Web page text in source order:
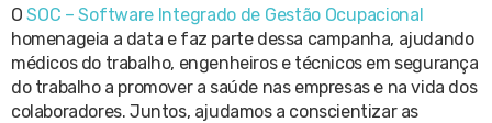
OSOC – Software Integrado de Gestão Ocupacional
homenageia a data e faz parte dessa campanha, ajudando
médicos do trabalho, engenheiros e técnicos em segurança
do trabalho a promover a saúde nas empresas e na vida dos
colaboradores. Juntos, ajudamos a conscientizar as